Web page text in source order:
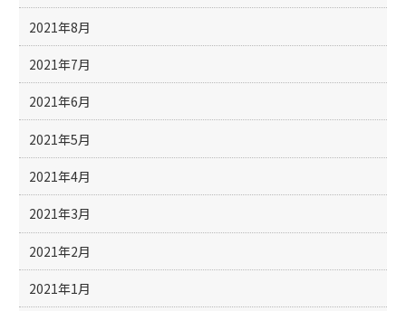
2021年8月
2021年7月
2021年6月
2021年5月
2021年4月
2021年3月
2021年2月
2021年1月